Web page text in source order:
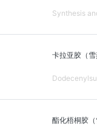
Synthesis
卡拉亚胶（
酯化梧桐胶（